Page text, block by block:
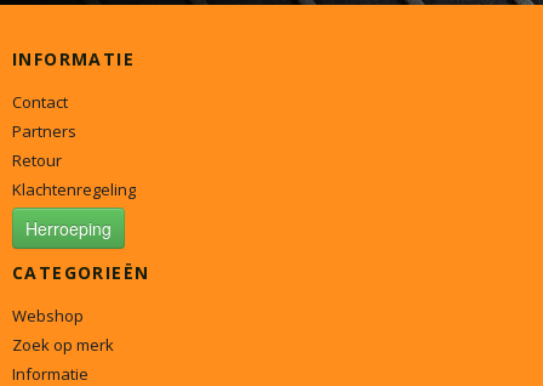
INFORMATIE
Contact
Partners
Retour
Klachtenregeling
Herroeping
CATEGORIEËN
Webshop
Zoek op merk
Informatie